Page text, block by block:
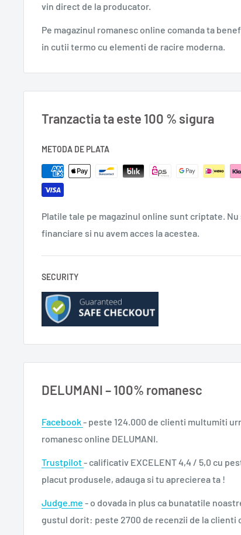
neidentificate și nesatisfăcute îngrașă, nu
plus sunt o boală a sufletului – aveți grijă de el și
Anul apariției: 2015
Cod produs: 978-606-588-837-1
vin direct de la producator.
Pe magazinul romanesc online comanda ta
in cutii termo cu elementi de racire moderna.
Tranzactia ta este 100 % sigura
METODA DE PLATA
Platile tale pe magazinul online sunt criptate.
financiare si nu avem acces la acestea.
SECURITY
DELUMANI – 100% romanesc
Facebook- peste 124.000 de clienti multumiti
romanesc online DELUMANI.
Trustpilot- calificativ EXCELENT 4,4 / 5,0 cu
placut produsele, adauga si tu aprecierea ta !
Judge.me - o dovada in plus ca bunatatile
gustul dorit: peste 2700 de recenzii de la clienti